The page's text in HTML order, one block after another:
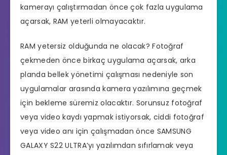
kamerayı çalıştırmadan önce çok fazla uygulama
açarsak, RAM yeterli olmayacaktır.
RAM yetersiz olduğunda ne olacak? Fotoğraf
çekmeden önce birkaç uygulama açarsak, arka
planda bellek yönetimi çalışması nedeniyle son
uygulamalar arasında kamera yazılımına geçmek
için bekleme süremiz olacaktır. Sorunsuz fotoğraf
veya video kaydı yapmak istiyorsak, ciddi fotoğraf
veya video anı için çalışmadan önce SAMSUNG
GALAXY S22 ULTRA’yı yazılımdan sıfırlamak veya